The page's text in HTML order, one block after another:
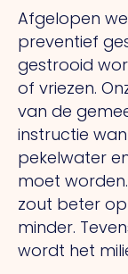
Afgelopen
preventief
gestrooid
of vriezen.
van de
instructie
pekelwater
moet
zout beter
minder.
wordt het